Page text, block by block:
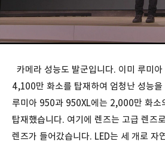
카메라 성능도 발군입니다. 이미 루미
4,100만 화소를 탑재하여 엄청난 성능을
루미아 950과 950XL에는 2,000만 화소
탑재했습니다. 여기에 렌즈는 고급 렌즈
렌즈가 들어갔습니다. LED는 세 개로 자